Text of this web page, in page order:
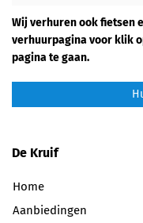
Wij verhuren ook fietsen
verhuurpagina voor klik
pagina te gaan.
De Kruif
Home
Aanbiedingen